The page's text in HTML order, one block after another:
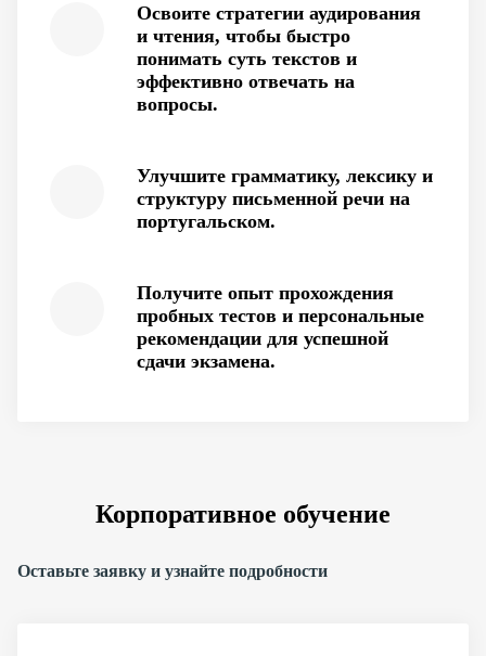
Освоите стратегии аудирования
и чтения, чтобы быстро
понимать суть текстов и
эффективно отвечать на
вопросы.
Улучшите грамматику, лексику и
структуру письменной речи на
португальском.
Получите опыт прохождения
пробных тестов и персональные
рекомендации для успешной
сдачи экзамена.
Корпоративное обучение
Оставьте заявку и узнайте подробности